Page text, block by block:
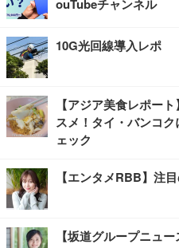
ouTubeチャンネル
10G光回線導入レポ
【アジア美食レポー
スメ！タイ・バンコ
ェック
【エンタメRBB】注
【坂道グループニュ